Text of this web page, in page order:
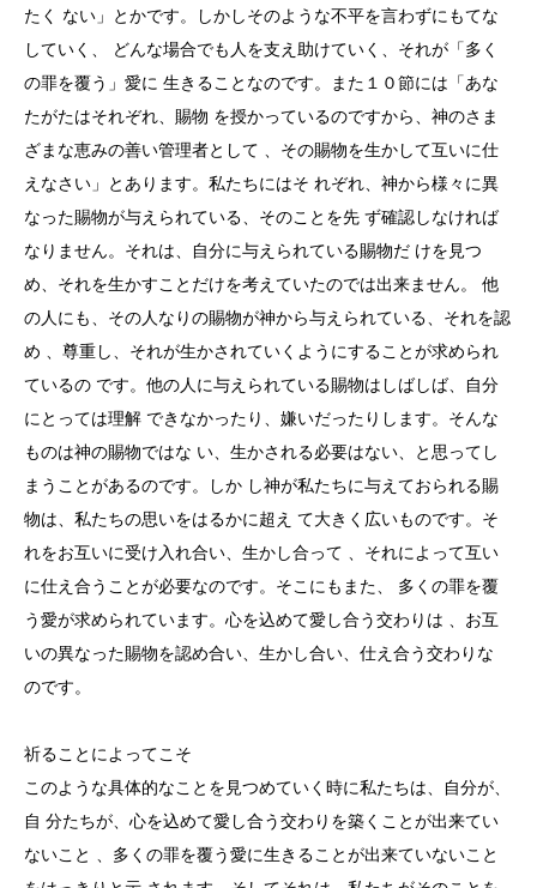
たく ない」とかです。しかしそのような不平を言わずにもてな
していく、 どんな場合でも人を支え助けていく、それが「多く
の罪を覆う」愛に 生きることなのです。また１０節には「あな
たがたはそれぞれ、賜物 を授かっているのですから、神のさま
ざまな恵みの善い管理者として 、その賜物を生かして互いに仕
えなさい」とあります。私たちにはそ れぞれ、神から様々に異
なった賜物が与えられている、そのことを先 ず確認しなければ
なりません。それは、自分に与えられている賜物だ けを見つ
め、それを生かすことだけを考えていたのでは出来ません。 他
の人にも、その人なりの賜物が神から与えられている、それを認
め 、尊重し、それが生かされていくようにすることが求められ
ているの です。他の人に与えられている賜物はしばしば、自分
にとっては理解 できなかったり、嫌いだったりします。そんな
ものは神の賜物ではな い、生かされる必要はない、と思ってし
まうことがあるのです。しか し神が私たちに与えておられる賜
物は、私たちの思いをはるかに超え て大きく広いものです。そ
れをお互いに受け入れ合い、生かし合って 、それによって互い
に仕え合うことが必要なのです。そこにもまた、 多くの罪を覆
う愛が求められています。心を込めて愛し合う交わりは 、お互
いの異なった賜物を認め合い、生かし合い、仕え合う交わりな
のです。
祈ることによってこそ
このような具体的なことを見つめていく時に私たちは、自分が、
自 分たちが、心を込めて愛し合う交わりを築くことが出来てい
ないこと 、多くの罪を覆う愛に生きることが出来ていないこと